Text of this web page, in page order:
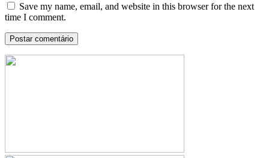
Save my name, email, and website in this browser for the next
time I comment.